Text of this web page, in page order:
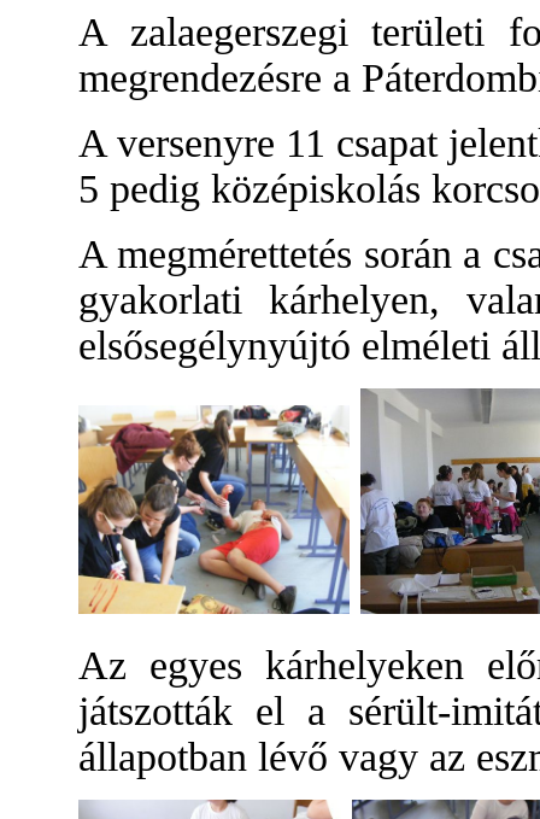
A zalaegerszegi területi
megrendezésre a
A versenyre 11 csapat
5 pedig középiskolás
A megmérettetés során a
gyakorlati kárhelyen,
elsősegélynyújtó elméleti
Az egyes kárhelyeken
játszották el a sérült-
állapotban lévő vagy az